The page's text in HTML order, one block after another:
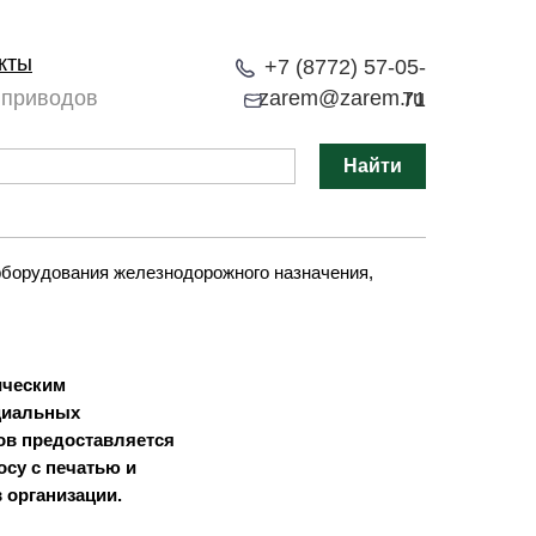
+7 (8772) 57-05-
71
zarem@zarem.ru
Найти
железнодорожного назначения,
предоставляется
с печатью и
организации.